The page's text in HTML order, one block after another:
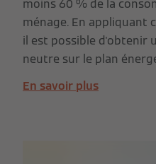
moins 60 % de la
ménage. En appliquant
il est possible d'obtenir
neutre sur le plan
gratuite du soleil et
En savoir plus